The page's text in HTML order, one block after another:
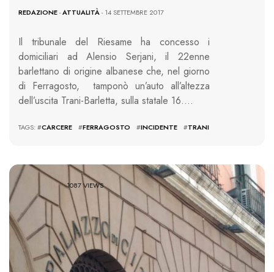
REDAZIONE-ATTUALITÀ- 14 SETTEMBRE 2017
Il tribunale del Riesame ha concesso i
domiciliari ad Alensio Serjani, il 22enne
barlettano di origine albanese che, nel giorno
di Ferragosto, tamponò un’auto all’altezza
dell’uscita Trani-Barletta, sulla statale 16….
TAGS: #CARCERE #FERRAGOSTO #INCIDENTE #TRANI
1087 VIEWS